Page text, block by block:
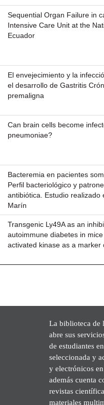
Sequential Organ Failure in
Intensive Care Unit at the
Ecuador
El envejecimiento y la
el desarrollo de Gastritis
premaligna
Can brain cells become
pneumoniae?
Bacteremia en pacientes
Perfil bacteriológico y
antibiótica. Estudio realizado
Marín
Transgenic Ly49A as an
autoimmune diabetes in
activated kinase as a marker
La biblioteca de
abre sus
de estudiantes
seleccionada y
y electrónicos
además cuenta
revistas
materiales